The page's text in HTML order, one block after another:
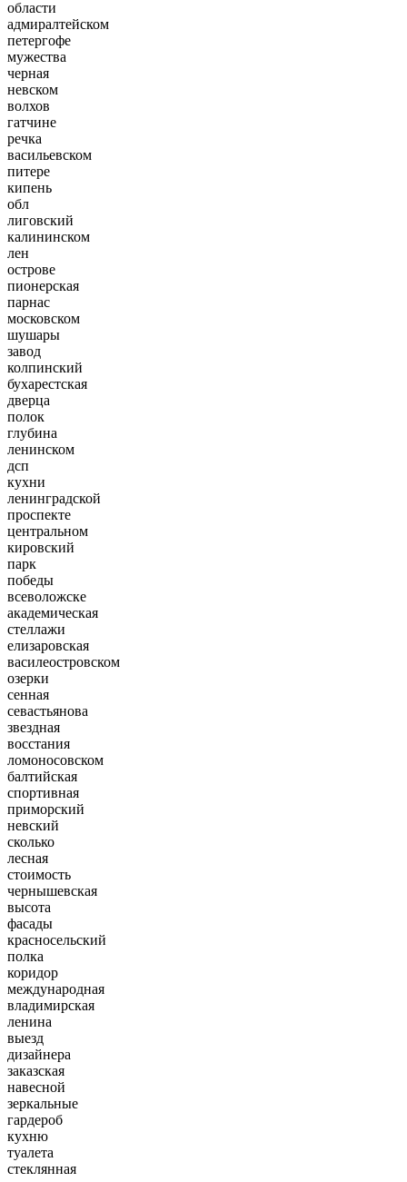
области
адмиралтейском
петергофе
мужества
черная
невском
волхов
гатчине
речка
васильевском
питере
кипень
обл
лиговский
калининском
лен
острове
пионерская
парнас
московском
шушары
завод
колпинский
бухарестская
дверца
полок
глубина
ленинском
дсп
кухни
ленинградской
проспекте
центральном
кировский
парк
победы
всеволожске
академическая
стеллажи
елизаровская
василеостровском
озерки
сенная
севастьянова
звездная
восстания
ломоносовском
балтийская
спортивная
приморский
невский
сколько
лесная
стоимость
чернышевская
высота
фасады
красносельский
полка
коридор
международная
владимирская
ленина
выезд
дизайнера
заказская
навесной
зеркальные
гардероб
кухню
туалета
стеклянная